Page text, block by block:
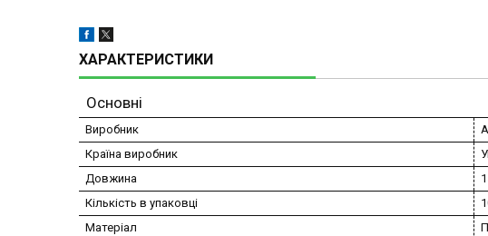
ХАРАКТЕРИСТИКИ
Основні
Виробник
Країна виробник
Довжина
Кількість в упаковці
Матеріал